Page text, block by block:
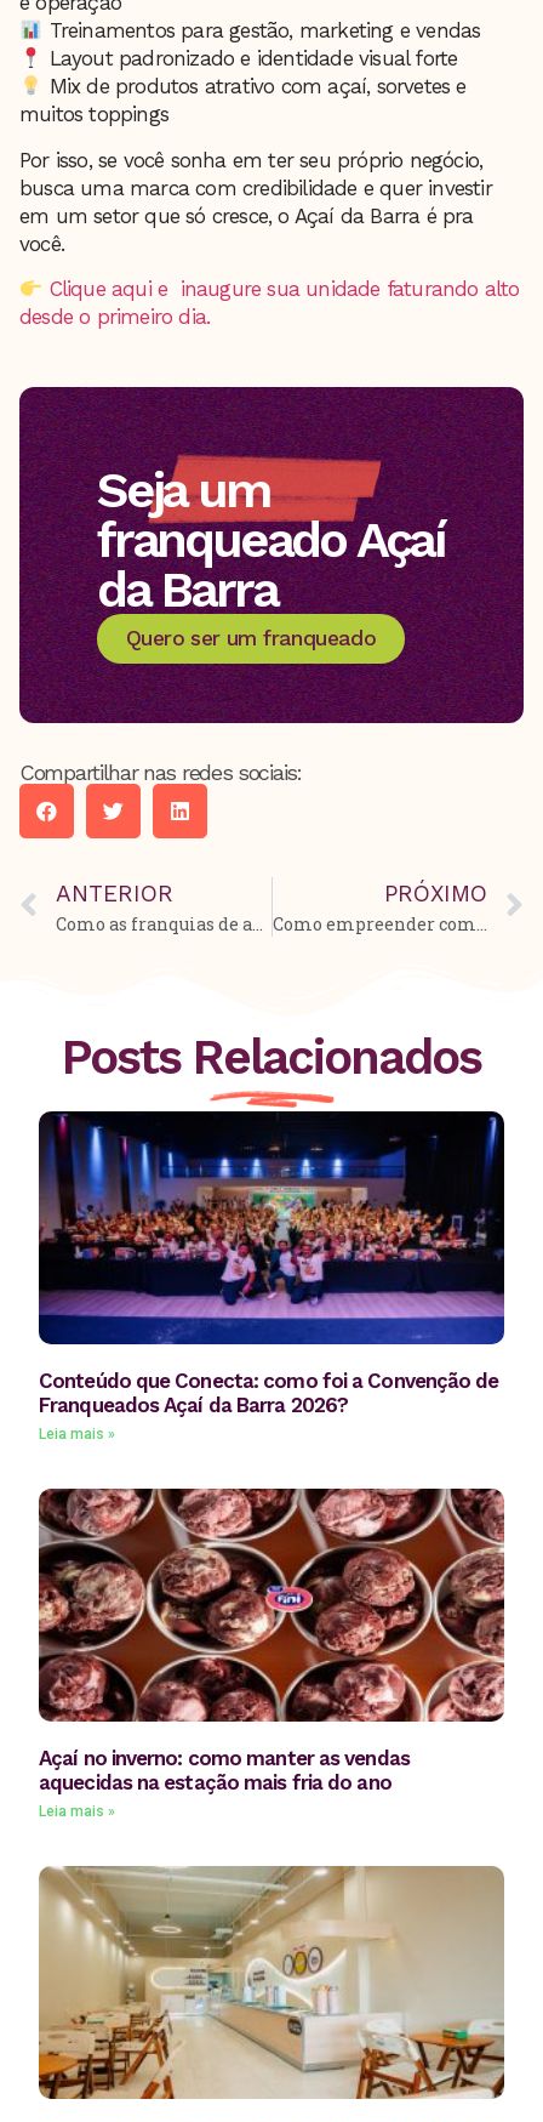
Treinamentos para gestão, marketing e vendas
Layout padronizado e identidade visual forte
Mix de produtos atrativo com açaí, sorvetes e
muitos toppings
Por isso, se você sonha em ter seu próprio negócio,
busca uma marca com credibilidade e quer investir
em um setor que só cresce, o Açaí da Barra é pra
você.
Clique aqui e inaugure sua unidade faturando alto
desde o primeiro dia.
Seja um
franqueado Açaí
da Barra
Quero ser um franqueado
Compartilhar nas redes sociais:
ANTERIOR
Como as franquias de açaí estão revolucionando o mercado de sobremesas
PRÓXIMO
Como empreender com Franquias de açaí e sorvete
Posts Relacionados
Conteúdo que Conecta: como foi a Convenção de
Franqueados Açaí da Barra 2026?
Leia mais »
Açaí no inverno: como manter as vendas
aquecidas na estação mais fria do ano
Leia mais »